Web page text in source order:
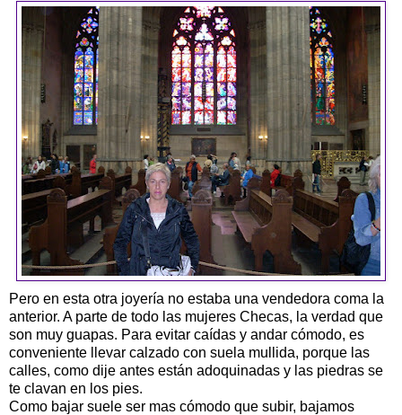
Pero en esta otra joyería no estaba una vendedora coma la
anterior. A parte de todo las mujeres Checas, la verdad que
son muy guapas. Para evitar caídas y andar cómodo, es
conveniente llevar calzado con suela mullida, porque las
calles, como dije antes están adoquinadas y las piedras se
te clavan en los pies.
Como bajar suele ser mas cómodo que subir, bajamos